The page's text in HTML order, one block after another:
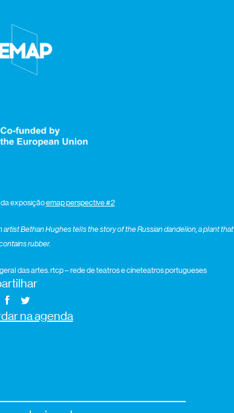
exposiçãoemap perspective #2
artist Bethan Hughes tells the story of the Russian dandelion, a plant that
rubber.
das artes. rtcp – rede de teatros e cineteatros portugueses
na agenda